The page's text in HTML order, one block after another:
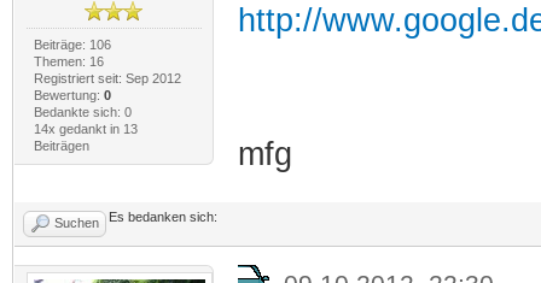
Beiträge: 106
Themen: 16
Registriert seit: Sep 2012
Bewertung: 0
Bedankte sich: 0
14x gedankt in 13
Beiträgen
http://
mfg
Suchen Es bedanken sich: